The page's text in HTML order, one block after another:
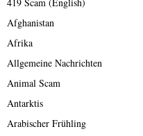
419 Scam (English)
Afghanistan
Afrika
Allgemeine Nachrichten
Animal Scam
Antarktis
Arabischer Frühling